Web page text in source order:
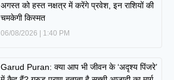
अगस्त को हस्त नक्षत्र में करेंगे प्रवेश, इन राशियों की
चमकेगी किस्मत
06/08/2026 1:40 PM
Garud Puran: क्या आप भी जीवन के ‘अदृश्य पिंजरे’